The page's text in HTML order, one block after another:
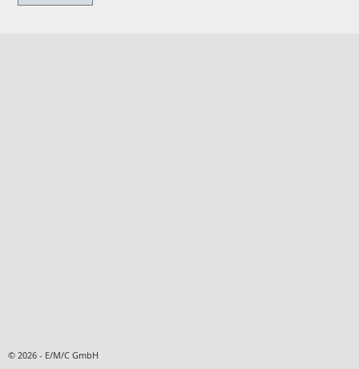
© 2026 - E/M/C GmbH